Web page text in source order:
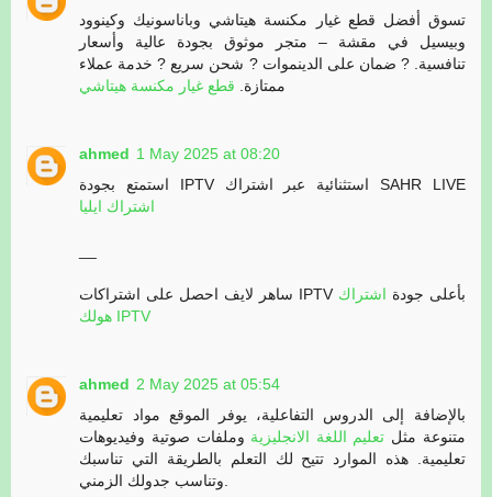
تسوق أفضل قطع غيار مكنسة هيتاشي وباناسونيك وكينوود
وبيسيل في مقشة – متجر موثوق بجودة عالية وأسعار
تنافسية. ? ضمان على الدينموات ? شحن سريع ? خدمة عملاء
ممتازة. قطع غيار مكنسة هيتاشي
ahmed 1 May 2025 at 08:20
استمتع بجودة IPTV استثنائية عبر اشتراك SAHR LIVE
اشتراك ايليا
ساهر لايف احصل على اشتراكات IPTV بأعلى جودة اشتراك
هولك IPTV
ahmed 2 May 2025 at 05:54
بالإضافة إلى الدروس التفاعلية، يوفر الموقع مواد تعليمية
متنوعة مثل تعليم اللغة الانجليزية وملفات صوتية وفيديوهات
تعليمية. هذه الموارد تتيح لك التعلم بالطريقة التي تناسبك